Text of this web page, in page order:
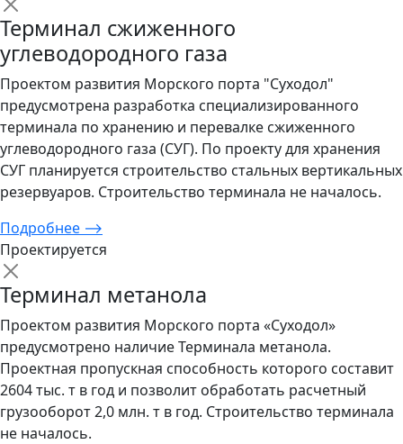
Терминал сжиженного
углеводородного газа
Проектом развития Морского порта "Суходол"
предусмотрена разработка специализированного
терминала по хранению и перевалке сжиженного
углеводородного газа (СУГ). По проекту для хранения
СУГ планируется строительство стальных вертикальных
резервуаров. Строительство терминала не началось.
Подробнее ⟶
Проектируется
Терминал метанола
Проектом развития Морского порта «Суходол»
предусмотрено наличие Терминала метанола.
Проектная пропускная способность которого составит
2604 тыс. т в год и позволит обработать расчетный
грузооборот 2,0 млн. т в год. Строительство терминала
не началось.